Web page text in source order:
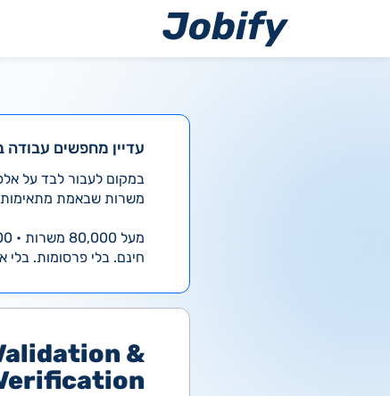
עדיין מחפשים עבודה
משרות שבאמת
מעל 80,000 משרות • 4,000 חדשות ביום
חינם. בלי פרסומות. בלי
&